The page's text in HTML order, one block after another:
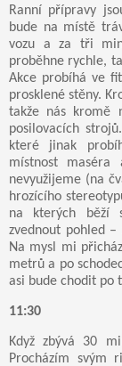
Ranní přípravy
bude na místě
vozu a za tři
proběhne rychle,
Akce probíhá ve
prosklené stěny.
takže nás kromě
posilovacích
které jinak
místnost maséra
nevyužijeme (na
hrozícího
na kterých běží
zvednout pohled
Na mysl mi
metrů a po
asi bude chodit po
11:30
Když zbývá 30
Procházím svým